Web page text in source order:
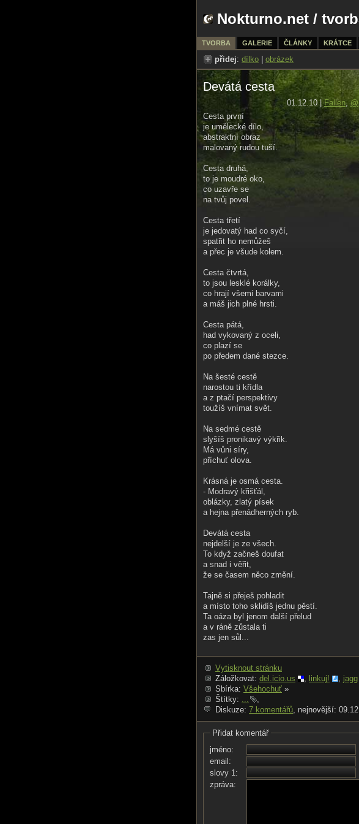
Nokturno.net /
TVORBA GALERIE ČLÁNKY KRÁTCE
přidej: dílko obrázek
Devátá cesta
01.12.10 |Fallen, @
Cesta první
je umělecké dílo,
abstraktní obraz
malovaný rudou tuší.
Cesta druhá,
to je moudré oko,
co uzavře se
na tvůj povel.
Cesta třetí
je jedovatý had co syčí,
spatřit ho nemůžeš
a přec je všude kolem.
Cesta čtvrtá,
to jsou lesklé korálky,
co hrají všemi barvami
a máš jich plné hrsti.
Cesta pátá,
had vykovaný z oceli,
co plazí se
po předem dané stezce.
Na šesté cestě
narostou ti křídla
a z ptačí perspektivy
toužíš vnímat svět.
Na sedmé cestě
slyšíš pronikavý výkřik.
Má vůni síry,
příchuť olova.
Krásná je osmá cesta.
- Modravý křišťál,
oblázky, zlatý písek
a hejna přenádherných ryb.
Devátá cesta
nejdelší je ze všech.
To když začneš doufat
a snad i věřit,
že se časem něco změní.
Tajně si přeješ pohladit
a místo toho sklidíš jednu pěstí.
Ta oáza byl jenom další přelud
a v ráně zůstala ti
zas jen sůl...
Vytisknout stránku
Záložkovat: del.icio.us , linkuj! , jagg
Sbírka: Všehochuť »
Štítky: ...
,
Diskuze: 7 komentářů, nejnovější:
Přidat komentář
jméno:
email:
slovy 1:
zpráva: